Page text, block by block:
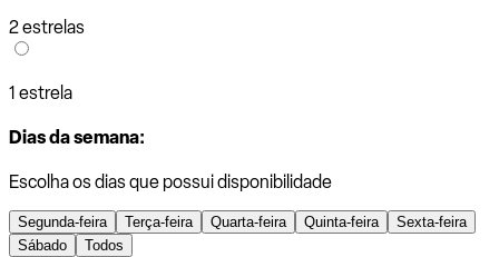
2 estrelas
1 estrela
Dias da semana:
Escolha os dias que possui disponibilidade
Segunda-feira Terça-feira Quarta-feira Quinta-feira
Sexta-feira
Sábado
Todos